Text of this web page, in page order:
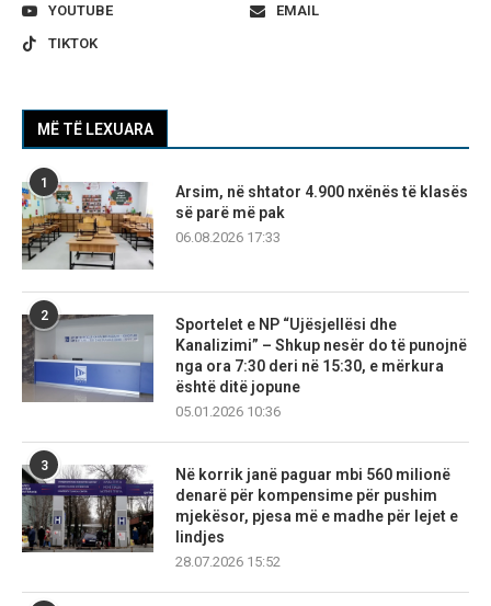
YOUTUBE
EMAIL
TIKTOK
MË TË LEXUARA
1
Arsim, në shtator 4.900 nxënës të klasës
së parë më pak
06.08.2026 17:33
2
Sportelet e NP “Ujësjellësi dhe
Kanalizimi” – Shkup nesër do të punojnë
nga ora 7:30 deri në 15:30, e mërkura
është ditë jopune
05.01.2026 10:36
3
Në korrik janë paguar mbi 560 milionë
denarë për kompensime për pushim
mjekësor, pjesa më e madhe për lejet e
lindjes
28.07.2026 15:52